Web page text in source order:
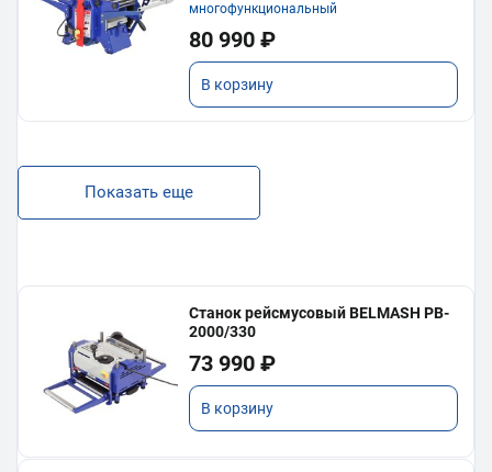
многофункциональный
80 990 ₽
В корзину
Показать еще
Станок рейсмусовый BELMASH PB-
2000/330
73 990 ₽
В корзину